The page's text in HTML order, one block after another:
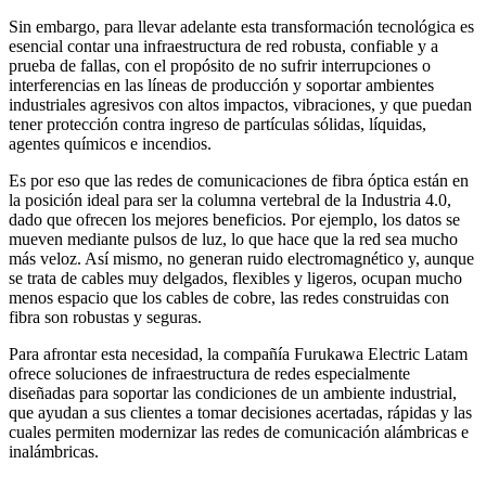
Sin embargo, para llevar adelante esta transformación tecnológica es
esencial contar una infraestructura de red robusta, confiable y a
prueba de fallas, con el propósito de no sufrir interrupciones o
interferencias en las líneas de producción y soportar ambientes
industriales agresivos con altos impactos, vibraciones, y que puedan
tener protección contra ingreso de partículas sólidas, líquidas,
agentes químicos e incendios.
Es por eso que las redes de comunicaciones de fibra óptica están en
la posición ideal para ser la columna vertebral de la Industria 4.0,
dado que ofrecen los mejores beneficios. Por ejemplo, los datos se
mueven mediante pulsos de luz, lo que hace que la red sea mucho
más veloz. Así mismo, no generan ruido electromagnético y, aunque
se trata de cables muy delgados, flexibles y ligeros, ocupan mucho
menos espacio que los cables de cobre, las redes construidas con
fibra son robustas y seguras.
Para afrontar esta necesidad, la compañía Furukawa Electric Latam
ofrece soluciones de infraestructura de redes especialmente
diseñadas para soportar las condiciones de un ambiente industrial,
que ayudan a sus clientes a tomar decisiones acertadas, rápidas y las
cuales permiten modernizar las redes de comunicación alámbricas e
inalámbricas.